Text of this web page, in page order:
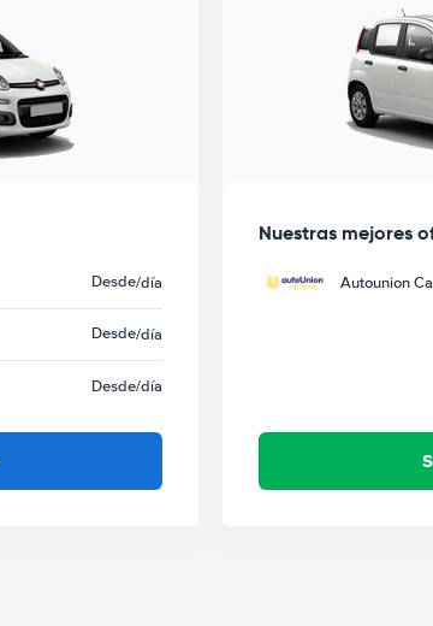
Desde/día
Desde/día
Desde/día
Nuestras mejores
Autounion